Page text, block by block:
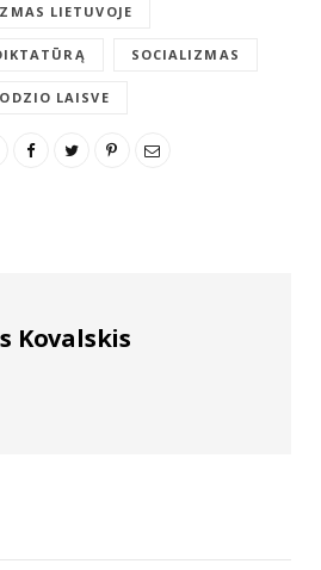
LIETUVOJE
SOCIALIZMAS
LAISVE
Kovalskis